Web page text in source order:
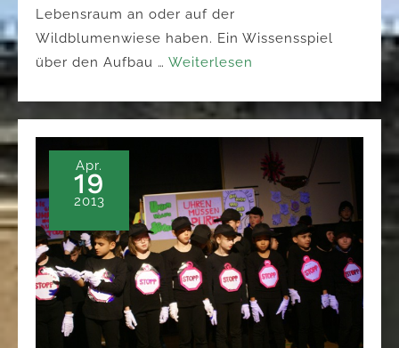
Lebensraum an oder auf der
Wildblumenwiese haben. Ein Wissensspiel
über den Aufbau … Weiterlesen
Apr.
19
2013